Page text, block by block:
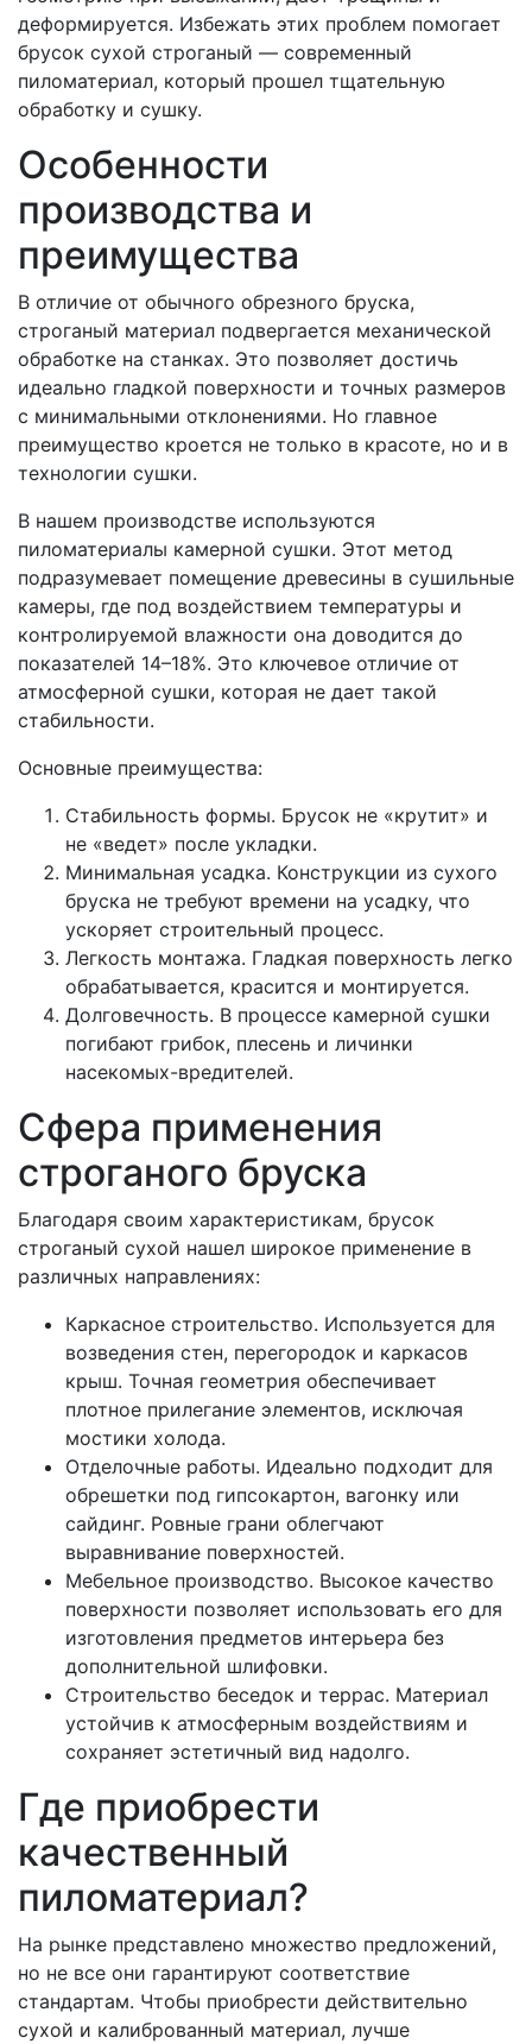
деформируется. Избежать этих проблем помогает
брусок сухой строганый — современный
пиломатериал, который прошел тщательную
обработку и сушку.
Особенности
производства и
преимущества
В отличие от обычного обрезного бруска,
строганый материал подвергается механической
обработке на станках. Это позволяет достичь
идеально гладкой поверхности и точных размеров
с минимальными отклонениями. Но главное
преимущество кроется не только в красоте, но и в
технологии сушки.
В нашем производстве используются
пиломатериалы камерной сушки. Этот метод
подразумевает помещение древесины в сушильные
камеры, где под воздействием температуры и
контролируемой влажности она доводится до
показателей 14–18%. Это ключевое отличие от
атмосферной сушки, которая не дает такой
стабильности.
Основные преимущества:
Стабильность формы. Брусок не «крутит» и
не «ведет» после укладки.
Минимальная усадка. Конструкции из сухого
бруска не требуют времени на усадку, что
ускоряет строительный процесс.
Легкость монтажа. Гладкая поверхность легко
обрабатывается, красится и монтируется.
Долговечность. В процессе камерной сушки
погибают грибок, плесень и личинки
насекомых-вредителей.
Сфера применения
строганого бруска
Благодаря своим характеристикам, брусок
строганый сухой нашел широкое применение в
различных направлениях:
Каркасное строительство. Используется для
возведения стен, перегородок и каркасов
крыш. Точная геометрия обеспечивает
плотное прилегание элементов, исключая
мостики холода.
Отделочные работы. Идеально подходит для
обрешетки под гипсокартон, вагонку или
сайдинг. Ровные грани облегчают
выравнивание поверхностей.
Мебельное производство. Высокое качество
поверхности позволяет использовать его для
изготовления предметов интерьера без
дополнительной шлифовки.
Строительство беседок и террас. Материал
устойчив к атмосферным воздействиям и
сохраняет эстетичный вид надолго.
Где приобрести
качественный
пиломатериал?
На рынке представлено множество предложений,
но не все они гарантируют соответствие
стандартам. Чтобы приобрести действительно
сухой и калиброванный материал, лучше